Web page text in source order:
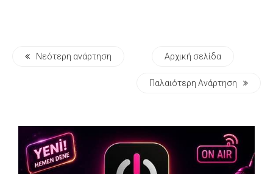
Νεότερη ανάρτηση Αρχική σελίδα
Παλαιότερη Ανάρτηση